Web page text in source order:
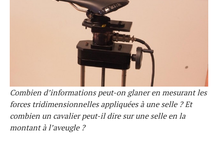
Combien d’informations peut-on glaner en mesurant les
forces tridimensionnelles appliquées à une selle ? Et
combien un cavalier peut-il dire sur une selle en la
montant à l’aveugle ?